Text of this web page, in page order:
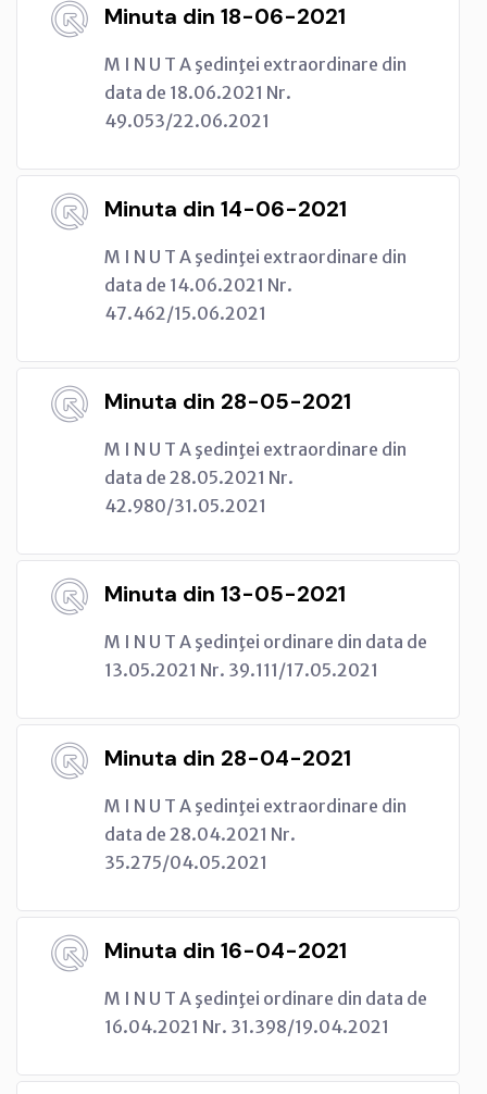
Minuta din 18-06-2021
M I N U T A şedinţei extraordinare din
data de 18.06.2021 Nr.
49.053/22.06.2021
Minuta din 14-06-2021
M I N U T A şedinţei extraordinare din
data de 14.06.2021 Nr.
47.462/15.06.2021
Minuta din 28-05-2021
M I N U T A şedinţei extraordinare din
data de 28.05.2021 Nr.
42.980/31.05.2021
Minuta din 13-05-2021
M I N U T A şedinţei ordinare din data de
13.05.2021 Nr. 39.111/17.05.2021
Minuta din 28-04-2021
M I N U T A şedinţei extraordinare din
data de 28.04.2021 Nr.
35.275/04.05.2021
Minuta din 16-04-2021
M I N U T A şedinţei ordinare din data de
16.04.2021 Nr. 31.398/19.04.2021